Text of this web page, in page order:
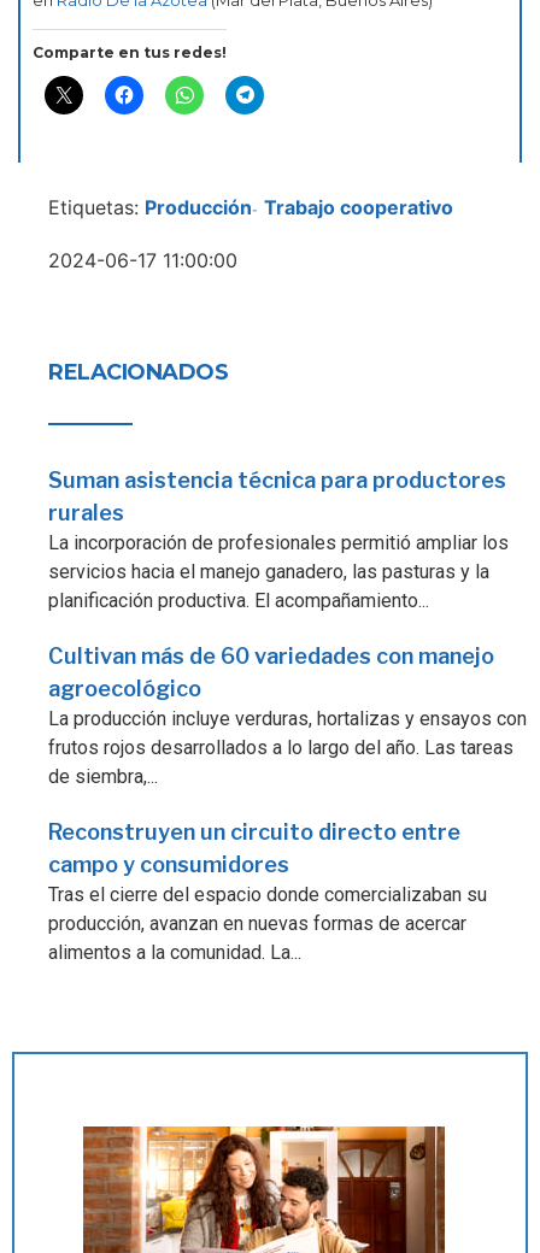
Comparte en tus redes!
Etiquetas: Producción- Trabajo cooperativo
2024-06-17 11:00:00
RELACIONADOS
Suman asistencia técnica para productores
rurales
La incorporación de profesionales permitió ampliar los
servicios hacia el manejo ganadero, las pasturas y la
planificación productiva. El acompañamiento...
Cultivan más de 60 variedades con manejo
agroecológico
La producción incluye verduras, hortalizas y ensayos con
frutos rojos desarrollados a lo largo del año. Las tareas
de siembra,...
Reconstruyen un circuito directo entre
campo y consumidores
Tras el cierre del espacio donde comercializaban su
producción, avanzan en nuevas formas de acercar
alimentos a la comunidad. La...